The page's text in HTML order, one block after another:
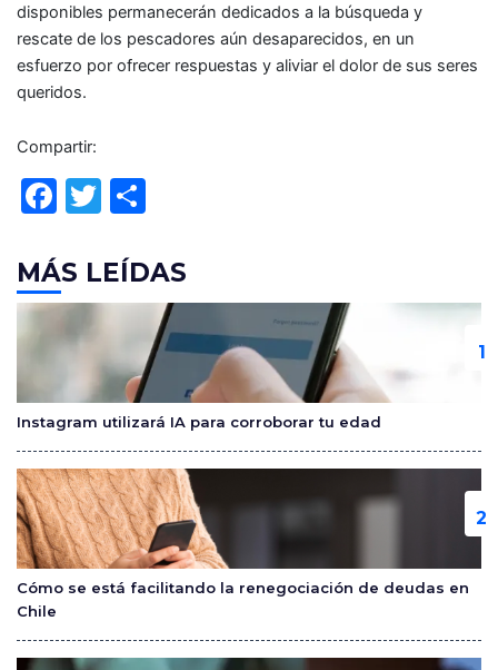
disponibles permanecerán dedicados a la búsqueda y
rescate de los pescadores aún desaparecidos, en un
esfuerzo por ofrecer respuestas y aliviar el dolor de sus seres
queridos.
Compartir:
F
c
e
b
o
o
k
T
itt
er
m
p
ar
tir
MÁS LEÍDAS
Instagram utilizará IA para corroborar tu edad
Cómo se está facilitando la renegociación de deudas en
Chile